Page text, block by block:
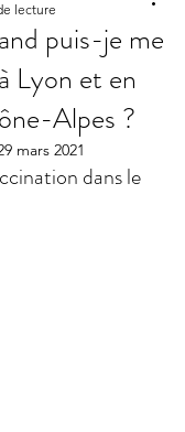
puis-je me
Lyon et en
Alpes ?
lecture
mars 2021
dans le